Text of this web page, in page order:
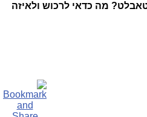
מה כדאי לרכוש ולאיזה